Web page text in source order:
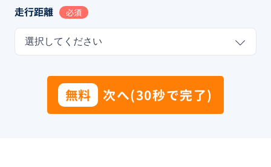
走行距離 必須
選択してください
無料 次へ(30秒で完了)